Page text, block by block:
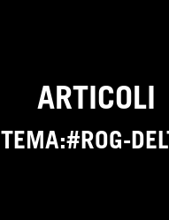
ARTICOLI
TEMA:#ROG-